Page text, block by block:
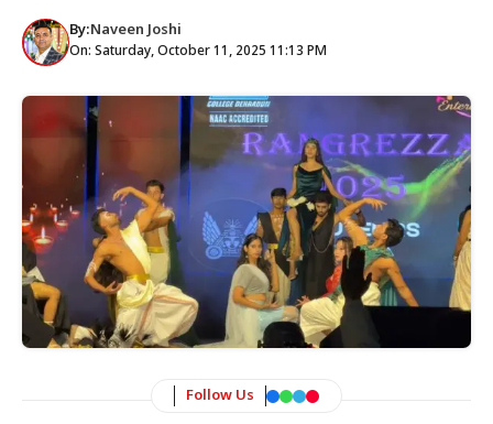
By:Naveen Joshi
On: Saturday, October 11, 2025 11:13 PM
Follow Us